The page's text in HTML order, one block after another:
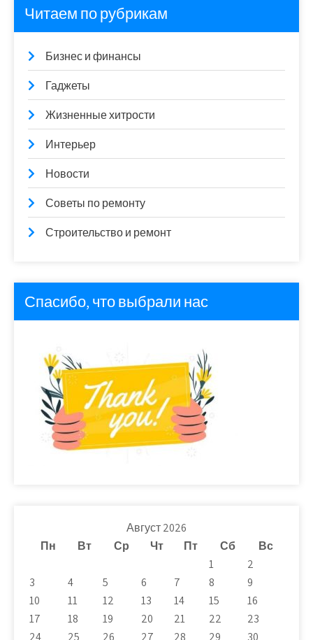
Читаем по рубрикам
Бизнес и финансы
Гаджеты
Жизненные хитрости
Интерьер
Новости
Советы по ремонту
Строительство и ремонт
Спасибо, что выбрали нас
Август 2026
Пн
Вт Ср Чт Пт Сб
Вс
1
2
3
4 5 6 7 8
9
10
11 12 13 14 15
16
17
18 19 20 21 22
23
24
25 26 27 28 29 30